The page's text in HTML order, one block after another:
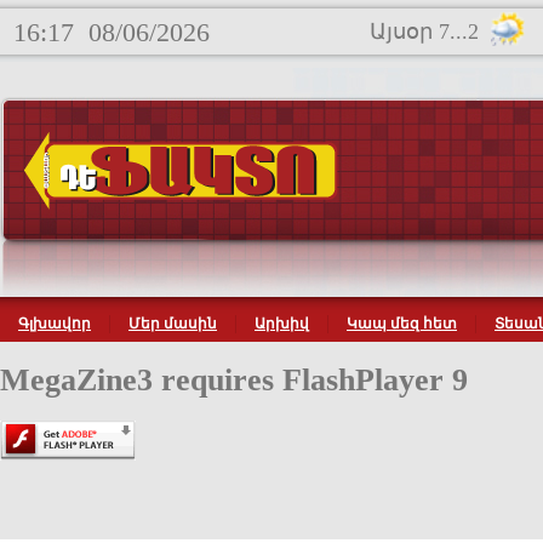
16:17 08/06/2026 Այսօր 7...2
Գլխավոր Մեր մասին Արխիվ Կապ մեզ հետ
MegaZine3 requires FlashPlayer 9